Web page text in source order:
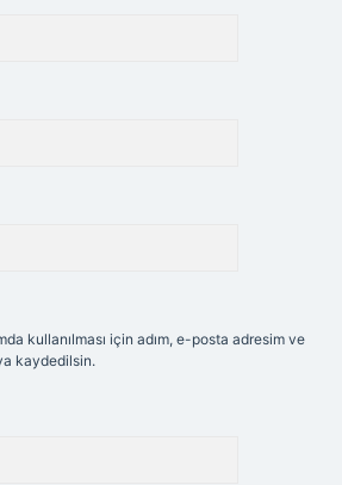
kullanılması için adım, e-posta adresim ve
kaydedilsin.